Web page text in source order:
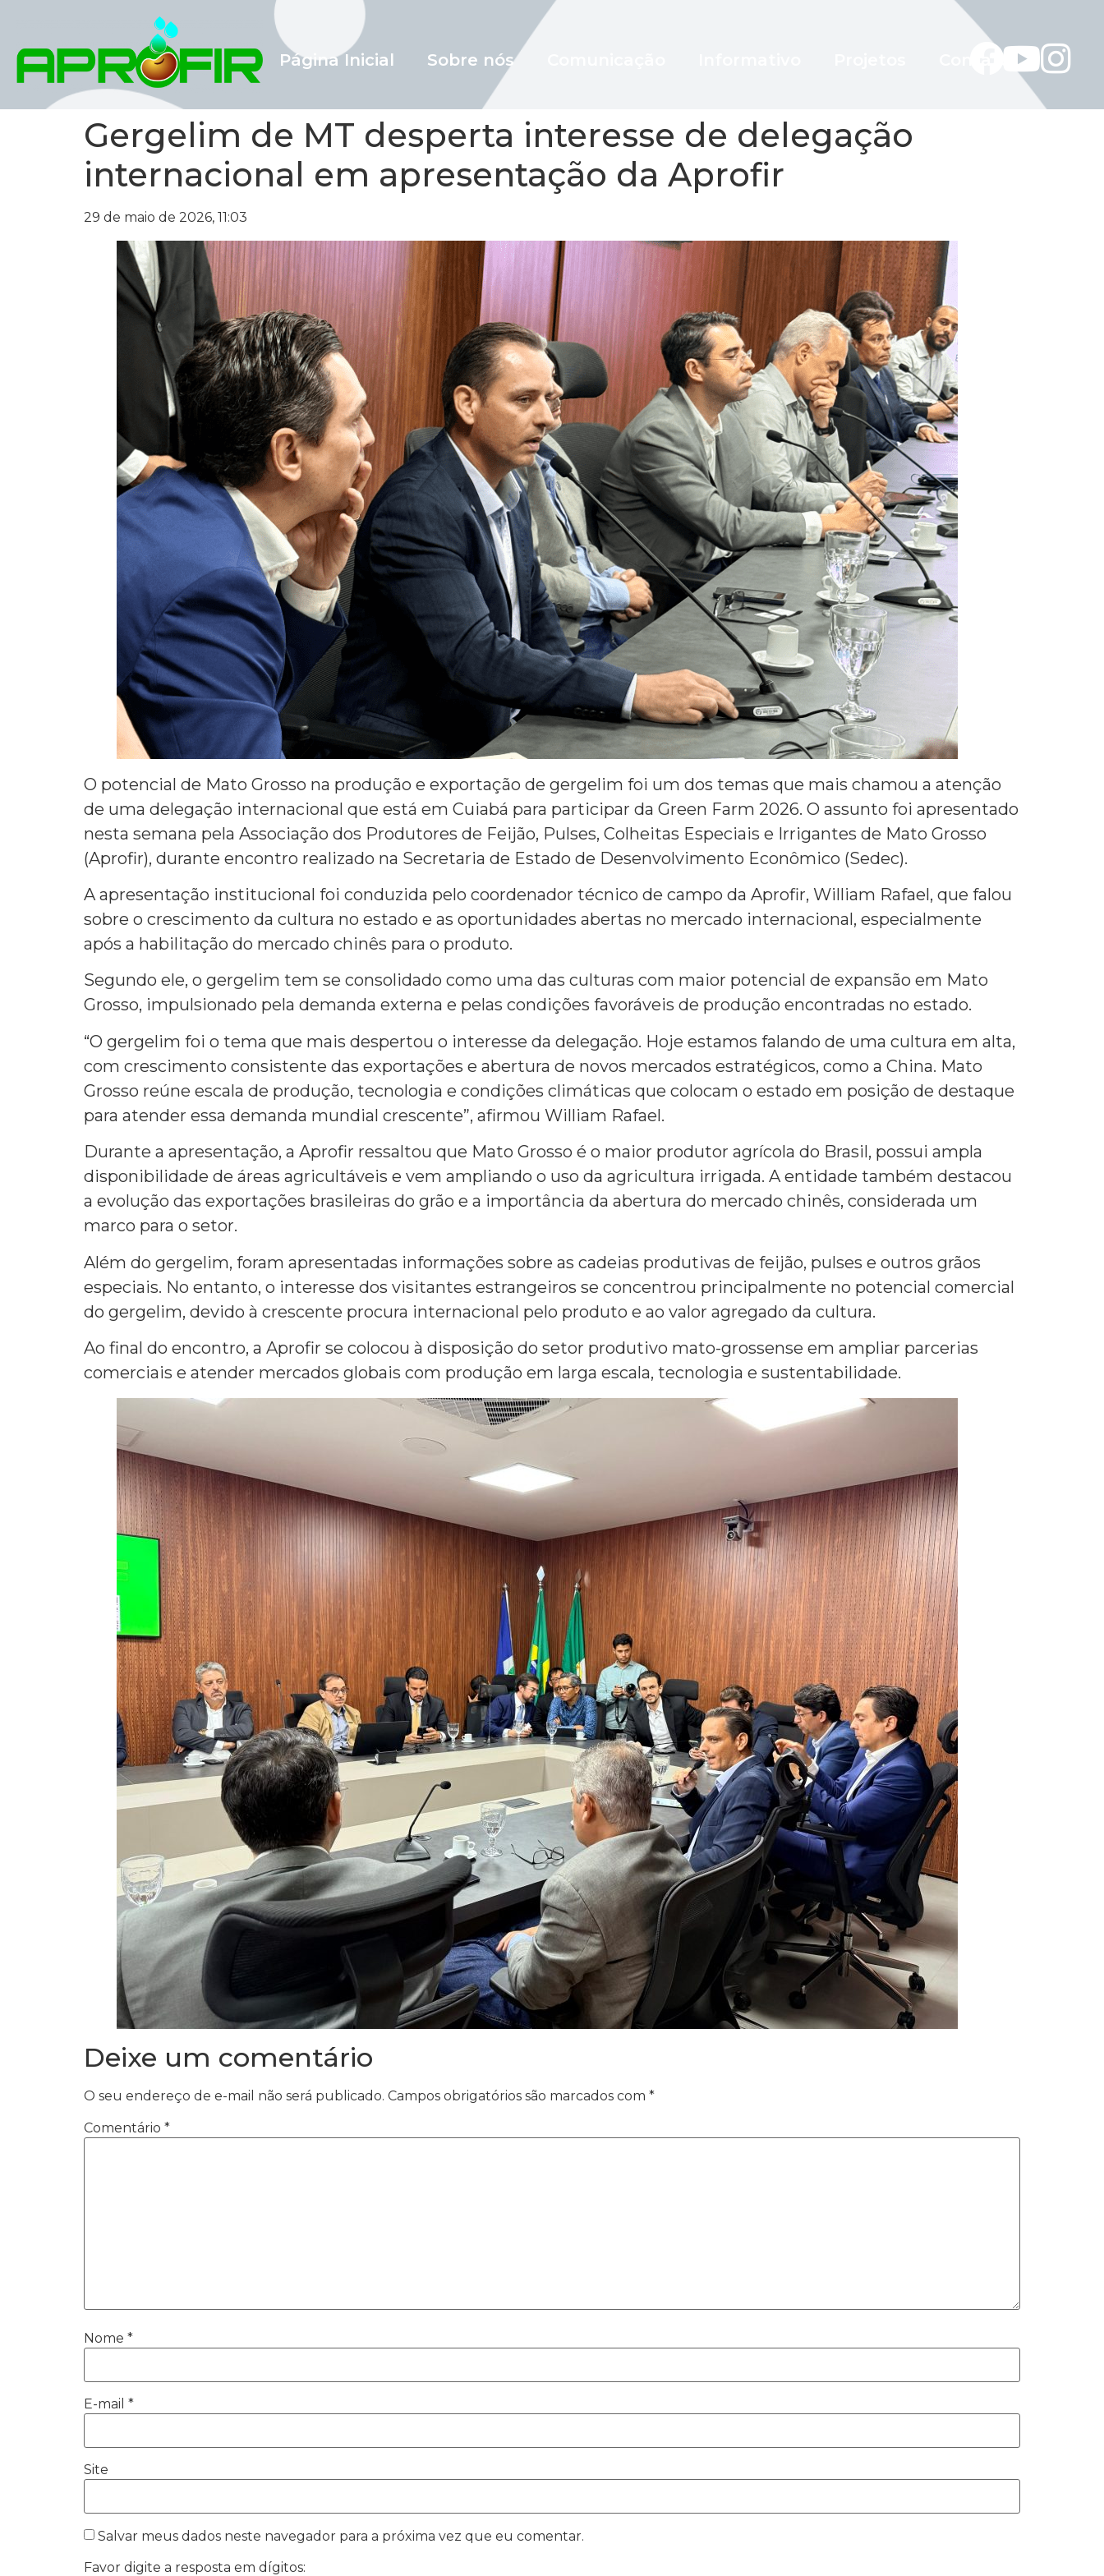
Página Inicial Sobre nós Contato
Gergelim de MT desperta interesse de delegação
internacional em apresentação da Aprofir
29 de maio de 2026, 11:03
O potencial de Mato Grosso na produção e exportação de gergelim foi um dos temas que mais chamou a atenção
de uma delegação internacional que está em Cuiabá para participar da Green Farm 2026. O assunto foi apresentado
nesta semana pela Associação dos Produtores de Feijão, Pulses, Colheitas Especiais e Irrigantes de Mato Grosso
(Aprofir), durante encontro realizado na Secretaria de Estado de Desenvolvimento Econômico (Sedec).
A apresentação institucional foi conduzida pelo coordenador técnico de campo da Aprofir, William Rafael, que falou
sobre o crescimento da cultura no estado e as oportunidades abertas no mercado internacional, especialmente
após a habilitação do mercado chinês para o produto.
Segundo ele, o gergelim tem se consolidado como uma das culturas com maior potencial de expansão em Mato
Grosso, impulsionado pela demanda externa e pelas condições favoráveis de produção encontradas no estado.
“O gergelim foi o tema que mais despertou o interesse da delegação. Hoje estamos falando de uma cultura em alta,
com crescimento consistente das exportações e abertura de novos mercados estratégicos, como a China. Mato
Grosso reúne escala de produção, tecnologia e condições climáticas que colocam o estado em posição de destaque
para atender essa demanda mundial crescente”, afirmou William Rafael.
Durante a apresentação, a Aprofir ressaltou que Mato Grosso é o maior produtor agrícola do Brasil, possui ampla
disponibilidade de áreas agricultáveis e vem ampliando o uso da agricultura irrigada. A entidade também destacou
a evolução das exportações brasileiras do grão e a importância da abertura do mercado chinês, considerada um
marco para o setor.
Além do gergelim, foram apresentadas informações sobre as cadeias produtivas de feijão, pulses e outros grãos
especiais. No entanto, o interesse dos visitantes estrangeiros se concentrou principalmente no potencial comercial
do gergelim, devido à crescente procura internacional pelo produto e ao valor agregado da cultura.
Ao final do encontro, a Aprofir se colocou à disposição do setor produtivo mato-grossense em ampliar parcerias
comerciais e atender mercados globais com produção em larga escala, tecnologia e sustentabilidade.
Deixe um comentário
O seu endereço de e-mail não será publicado. Campos obrigatórios são marcados com *
Comentário *
Nome *
E-mail *
Site
Salvar meus dados neste navegador para a próxima vez que eu comentar.
Favor digite a resposta em dígitos: